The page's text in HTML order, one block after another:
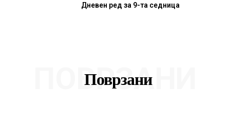
Дневен ред за 9-та седница
Поврзани
ПОВРЗАНИ